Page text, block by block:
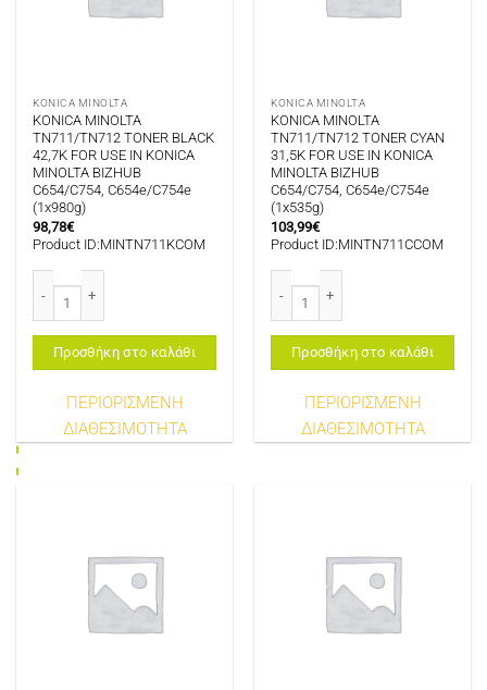
KONICA MINOLTA
KONICA MINOLTA
TN711/TN712 TONER BLACK
42,7K FOR USE IN KONICA
MINOLTA BIZHUB
C654/C754, C654e/C754e
(1x980g)
98,78€
Product ID:MINTN711KCOM
Προσθήκη στο καλάθι
ΠΕΡΙΟΡΙΣΜΕΝΗ
ΔΙΑΘΕΣΙΜΟΤΗΤΑ
KONICA MINOLTA
KONICA MINOLTA
TN711/TN712 TONER CYAN
31,5K FOR USE IN KONICA
MINOLTA BIZHUB
C654/C754, C654e/C754e
(1x535g)
103,99€
Product ID:MINTN711CCOM
Προσθήκη στο καλάθι
ΠΕΡΙΟΡΙΣΜΕΝΗ
ΔΙΑΘΕΣΙΜΟΤΗΤΑ